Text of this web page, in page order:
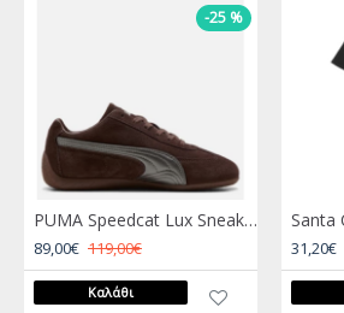
-25 %
PUMA Speedcat Lux Sneakers Brown Καφέ
89,00€ 119,00€
Καλάθι
31,20€